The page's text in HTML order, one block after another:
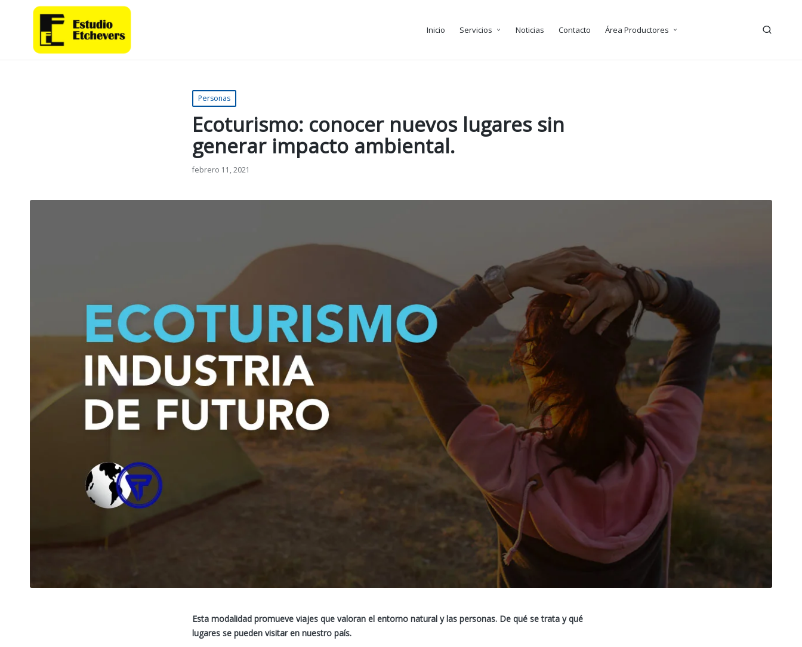
Inicio Servicios Noticias Contacto Área Productores
Publicado
en
Personas
Ecoturismo: conocer nuevos lugares sin
generar impacto ambiental.
febrero 11, 2021
Esta modalidad promueve viajes que valoran el entorno natural y las personas. De qué se trata y qué
lugares se pueden visitar en nuestro país.